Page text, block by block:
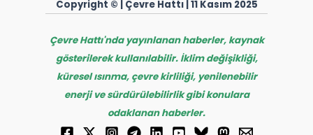
Copyright © | Çevre Hattı | 11 Kasım 2025
Çevre Hattı'nda yayınlanan haberler, kaynak
gösterilerek kullanılabilir. İklim değişikliği,
küresel ısınma, çevre kirliliği, yenilenebilir
enerji ve sürdürülebilirlik gibi konulara
odaklanan haberler.